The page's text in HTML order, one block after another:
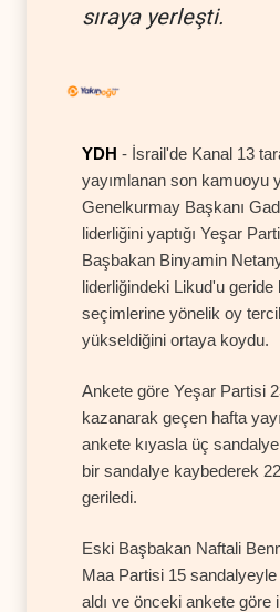
sıraya yerleşti.
YDH - İsrail'de Kanal 13
yayımlanan son kamuoyu
Genelkurmay Başkanı
liderliğini yaptığı Yeşar
Başbakan Binyamin
liderliğindeki Likud'u geride
seçimlerine yönelik oy
yükseldiğini ortaya koydu.
Ankete göre Yeşar Partisi
kazanarak geçen hafta
ankete kıyasla üç sandalye
bir sandalye kaybederek
geriledi.
Eski Başbakan Naftali
Maa Partisi 15
aldı ve önceki ankete göre